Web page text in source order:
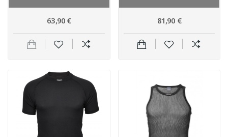
63,90 € 81,90 €